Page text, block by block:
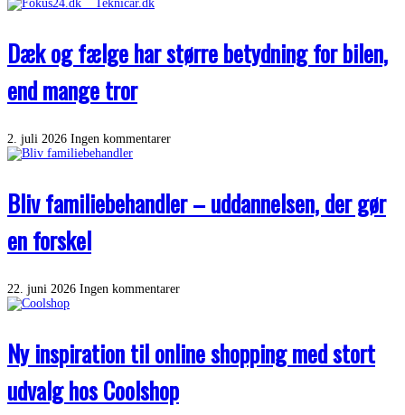
Dæk og fælge har større betydning for bilen,
end mange tror
2. juli 2026 Ingen kommentarer
Bliv familiebehandler – uddannelsen, der gør
en forskel
22. juni 2026 Ingen kommentarer
Ny inspiration til online shopping med stort
udvalg hos Coolshop